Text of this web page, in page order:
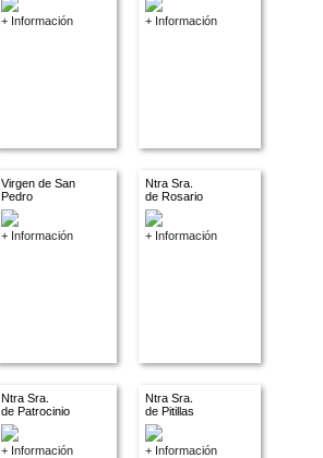
+ Información + Información
Virgen de San
Pedro
+ Información
Ntra Sra.
de Rosario
+ Información
Ntra Sra.
de Patrocinio
+ Información
Ntra Sra.
de Pitillas
+ Información